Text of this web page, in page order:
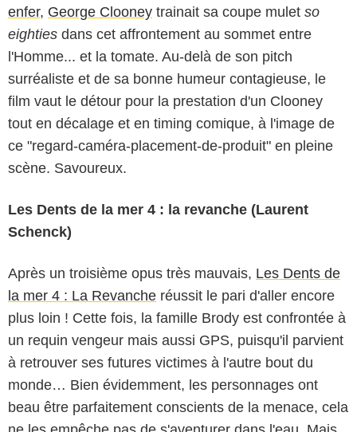
enfer, George Clooney trainait sa coupe mulet so
eighties dans cet affrontement au sommet entre
l'Homme... et la tomate. Au-delà de son pitch
surréaliste et de sa bonne humeur contagieuse, le
film vaut le détour pour la prestation d'un Clooney
tout en décalage et en timing comique, à l'image de
ce "regard-caméra-placement-de-produit" en pleine
scène. Savoureux.
Les Dents de la mer 4 : la revanche (Laurent
Schenck)
Après un troisième opus très mauvais, Les Dents de
la mer 4 : La Revanche réussit le pari d'aller encore
plus loin ! Cette fois, la famille Brody est confrontée à
un requin vengeur mais aussi GPS, puisqu'il parvient
à retrouver ses futures victimes à l'autre bout du
monde… Bien évidemment, les personnages ont
beau être parfaitement conscients de la menace, cela